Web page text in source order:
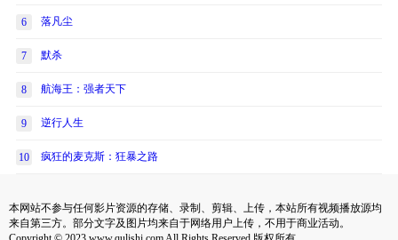
6 落凡尘
7 默杀
8 航海王：强者天下
9 逆行人生
10 疯狂的麦克斯：狂暴之路
本网站不参与任何影片资源的存储、录制、剪辑、上传，本站所有视频播放源均
来自第三方。部分文字及图片均来自于网络用户上传，不用于商业活动。